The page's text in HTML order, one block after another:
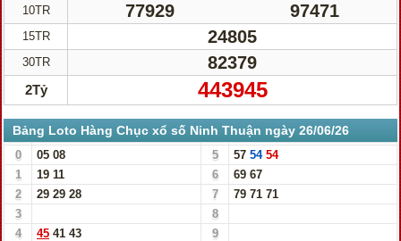
10TR 77929 97471
15TR 24805
30TR 82379
2Tỷ 443945
Bảng Loto Hàng Chục xổ số Ninh Thuận ngày 26/06/26
0 05 08 5 57 54 54
1
19 11 6 69 67
2
29 29 28 7 79 71 71
3
8
4
45 41 43 9